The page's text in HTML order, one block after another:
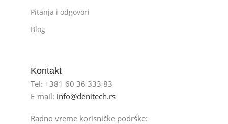
Pitanja i odgovori
Blog
Kontakt
Tel: +381 60 36 333 83
E-mail: info@denitech.rs
Radno vreme korisničke podrške: